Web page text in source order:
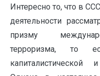
Интересно то, что в
деятельности
призму
терроризма, то
капиталистической